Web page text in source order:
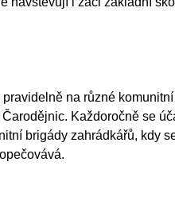
na různé
Každoročně se
brigády zahrádkářů, kdy